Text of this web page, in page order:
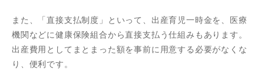
また、「直接支払制度」といって、出産育児一時金を、医療
機関などに健康保険組合から直接支払う仕組みもあります。
出産費用としてまとまった額を事前に用意する必要がなくな
り、便利です。